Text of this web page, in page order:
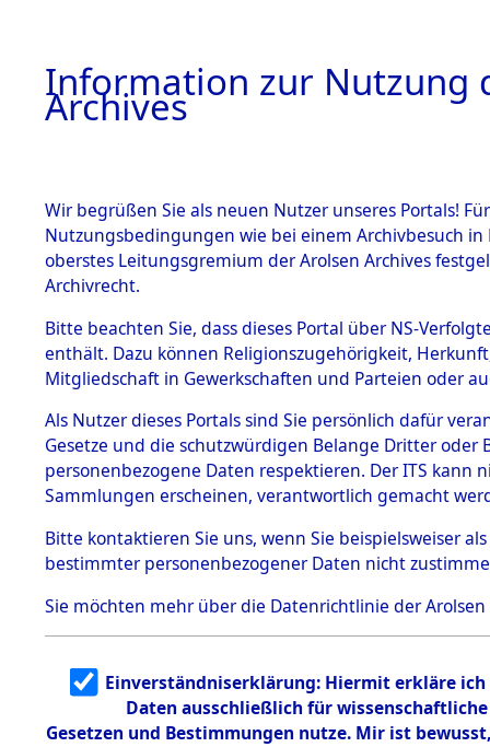
BESTÄNDE
1.
mente
5. Verschiedenes
5.3
Todesmärsche
5.3.1 Alliierte
Erhebungen
zu
Todesmärsch
en
5.3.2
Identifizierun
g
5.3.3
Todesmärsch
→0100
Information zur Nutzung
Archives
Wir begrüßen Sie als neuen Nutzer unseres Portals!
Nutzungsbedingungen wie bei einem Archivbesuch
oberstes Leitungsgremium der Arolsen Archives
Archivrecht.
Bitte beachten Sie, dass dieses Portal über NS-
enthält. Dazu können Religionszugehörigkeit,
Mitgliedschaft in Gewerkschaften und Parteien oder
Als Nutzer dieses Portals sind Sie persönlich dafür
Gesetze und die schutzwürdigen Belange Dritter
personenbezogene Daten respektieren. Der ITS
Sammlungen erscheinen, verantwortlich gemacht
Bitte kontaktieren Sie uns, wenn Sie beispielsweiser
bestimmter personenbezogener Daten nicht
Sie möchten mehr über die Datenrichtlinie der Arolsen
Einverständniserklärung: Hiermit erkläre
Daten ausschließlich für
Gesetzen und Bestimmungen nutze. Mir ist